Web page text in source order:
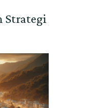
Strategi